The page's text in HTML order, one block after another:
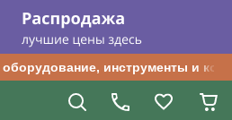
инструменты и